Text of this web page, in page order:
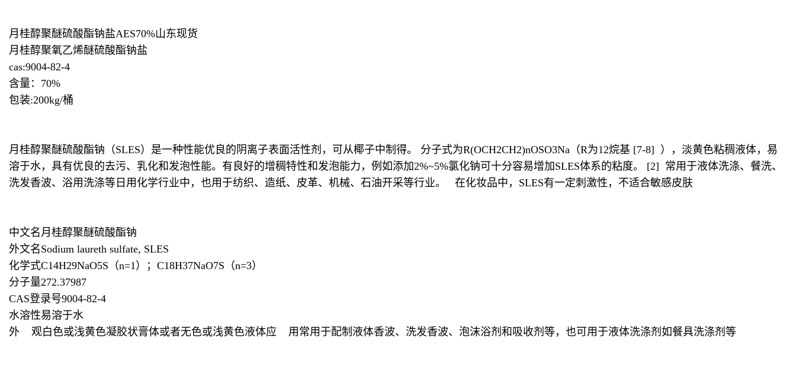
月桂醇聚醚硫酸酯钠盐AES70%山东现货
月桂醇聚氧乙烯醚硫酸酯钠盐
cas:9004-82-4
含量：70%
包装:200kg/桶
月桂醇聚醚硫酸酯钠（SLES）是一种性能优良的阴离子表面活性剂，可从椰子中制得。 分子式为R(OCH2CH2)nOSO3Na（R为12烷基 [7-8] ），淡黄色粘稠液体，易
溶于水，具有优良的去污、乳化和发泡性能。有良好的增稠特性和发泡能力，例如添加2%~5%氯化钠可十分容易增加SLES体系的粘度。 [2] 常用于液体洗涤、餐洗、
洗发香波、浴用洗涤等日用化学行业中，也用于纺织、造纸、皮革、机械、石油开采等行业。 在化妆品中，SLES有一定刺激性，不适合敏感皮肤
中文名月桂醇聚醚硫酸酯钠
外文名Sodium laureth sulfate, SLES
化学式C14H29NaO5S（n=1）；C18H37NaO7S（n=3）
分子量272.37987
CAS登录号9004-82-4
水溶性易溶于水
外 观白色或浅黄色凝胶状膏体或者无色或浅黄色液体应 用常用于配制液体香波、洗发香波、泡沫浴剂和吸收剂等，也可用于液体洗涤剂如餐具洗涤剂等